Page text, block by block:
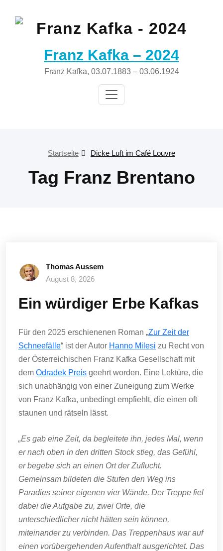
Inhalt
Franz Kafka – 2024
Franz Kafka, 03.07.1883 – 03.06.1924
Startseite Dicke Luft im Café Louvre
Tag Franz Brentano
Thomas Aussem
August 8, 2026
Ein würdiger Erbe Kafkas
Für den 2025 erschienenen Roman „Zur Zeit der
Schneefälle“ ist der Autor Hanno Milesi zu Recht von
der Österreichischen Franz Kafka Gesellschaft mit
dem Odradek Preis geehrt worden. Eine Lektüre, die
sich unabhängig von einer Zuneigung zum Werke
von Franz Kafka, unbedingt empfiehlt, die einen oft
staunen und rätseln lässt.
„Es gab eine Zeit, da begleitete ihn, jedes Mal, wenn
er nach oben in den dritten Stock stieg, das Gefühl,
er begebe sich an einen Ort der Zuflucht.
Gemeinsam bildeten die Stufen den Weg ins
Paradies seiner eigenen vier Wände. Der Treppe fiel
dabei die Aufgabe zu, zwei Orte, die
unterschiedlicher nicht hätten sein können,
miteinander zu verbinden. Das Treppenhaus war auf
einen vorübergehenden Aufenthalt ausgerichtet. Das